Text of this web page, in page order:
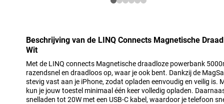
Beschrijving van de LINQ Connects Magnetische
Wit
Met de LINQ connects Magnetische draadloze powerbank
razendsnel en draadloos op, waar je ook bent. Dankzij de
stevig vast aan je iPhone, zodat opladen eenvoudig en veilig is.
kun je jouw toestel minimaal één keer volledig opladen.
snelladen tot 20W met een USB-C kabel, waardoor je telefoon